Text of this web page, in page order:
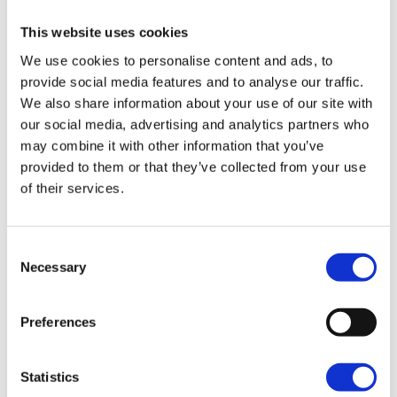
This website uses cookies
We use cookies to personalise content and ads, to
provide social media features and to analyse our traffic.
We also share information about your use of our site with
our social media, advertising and analytics partners who
may combine it with other information that you’ve
provided to them or that they’ve collected from your use
of their services.
Selection
Necessary
Preferences
Statistics
Sportster™ S
Dark Billiard Gray
17,800.00 €
Sportster™ S
Vivid Black
Sportster™ S
18,300.00 €
Sportster™ S